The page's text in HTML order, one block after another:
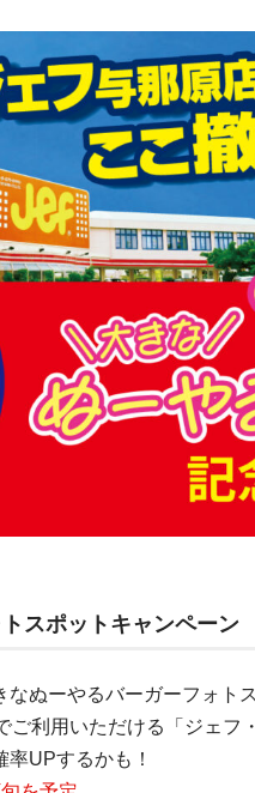
スポットキャンペーン
なぬーやるバーガーフォ
ご利用いただける「ジェ
UPするかも！